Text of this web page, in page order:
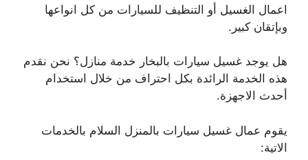
اعمال الغسيل أو التنظيف للسيارات من كل انواعها
وبإتقان كبير.
هل يوجد غسيل سيارات بالبخار خدمة منازل؟ نحن نقدم
هذه الخدمة الرائدة بكل احتراف من خلال استخدام
أحدث الاجهزة.
يقوم عمال غسيل سيارات بالمنزل السلام بالخدمات
الاتية: